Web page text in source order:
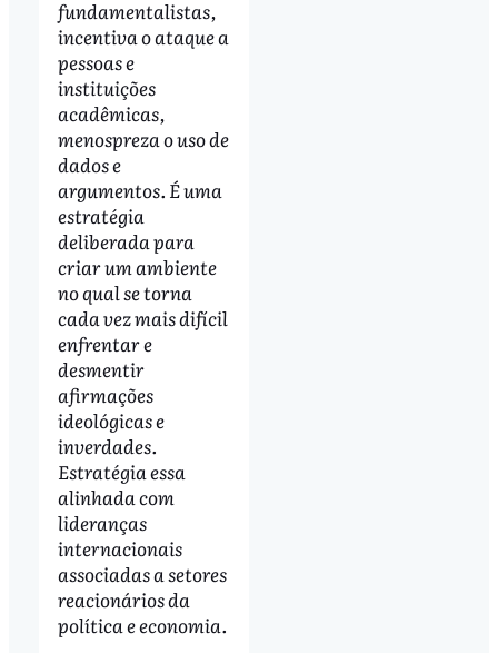
fundamentalistas,
incentiva o ataque a
pessoas e
instituições
acadêmicas,
menospreza o uso de
dados e
argumentos. É uma
estratégia
deliberada para
criar um ambiente
no qual se torna
cada vez mais difícil
enfrentar e
desmentir
afirmações
ideológicas e
inverdades.
Estratégia essa
alinhada com
lideranças
internacionais
associadas a setores
reacionários da
política e economia.